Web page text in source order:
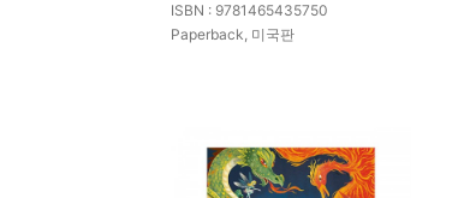
ISBN : 9781465435750
Paperback, 미국판